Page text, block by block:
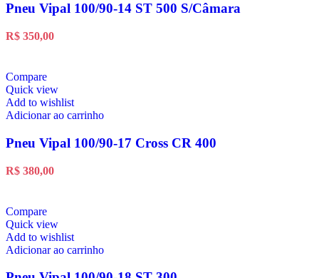
Pneu Vipal 100/90-14 ST 500 S/Câmara
R$ 350,00
Compare
Quick view
Add to wishlist
Adicionar ao carrinho
Pneu Vipal 100/90-17 Cross CR 400
R$ 380,00
Compare
Quick view
Add to wishlist
Adicionar ao carrinho